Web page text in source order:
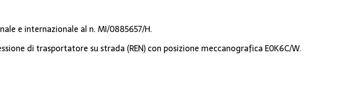
e internazionale al n. MI/0885657/H.
di trasportatore su strada (REN) con posizione meccanografica E0K6C/W.